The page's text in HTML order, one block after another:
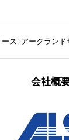
ス アークラン
会社概